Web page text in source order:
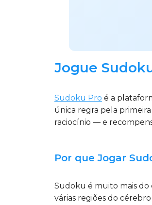
Jogue
Sudoku Pro é a
única regra pela
raciocínio — e
Por que Jogar
Sudoku é muito mais do
várias regiões do